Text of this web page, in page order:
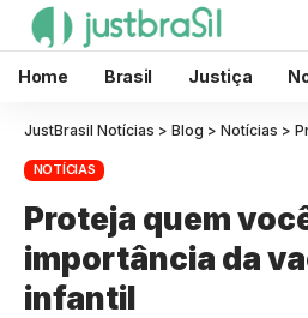
Home Brasil Justiça
JustBrasil Notícias > Blog > Notícias >
NOTÍCIAS
Proteja quem
importância da
infantil